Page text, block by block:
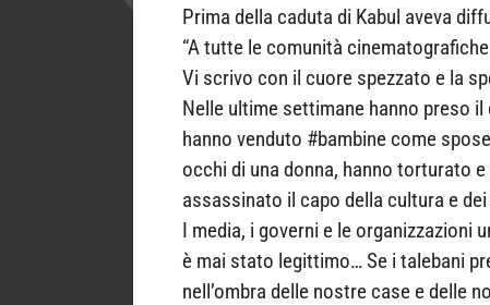
Prima della caduta di Kabul aveva
“A tutte le comunità
Vi scrivo con il cuore spezzato e la
Nelle ultime settimane hanno preso
hanno venduto #bambine come
occhi di una donna, hanno torturato
assassinato il capo della cultura e
I media, i governi e le
è mai stato legittimo… Se i talebani
nell’ombra delle nostre case e delle